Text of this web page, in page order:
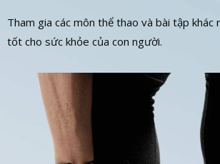
Tham gia các môn thể thao và bài tập khác
tốt cho sức khỏe của con người.